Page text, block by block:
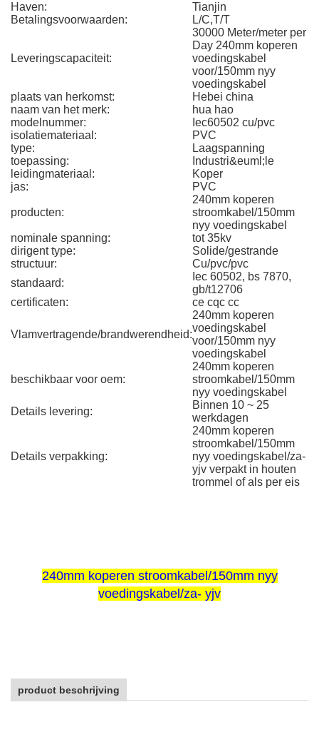
Haven:
Tianjin
Betalingsvoorwaarden:
L/C,T/T
Leveringscapaciteit:
30000 Meter/meter per
Day 240mm koperen
voedingskabel
voor/150mm nyy
voedingskabel
plaats van herkomst:
Hebei china
naam van het merk:
hua hao
modelnummer:
Iec60502 cu/pvc
isolatiemateriaal:
PVC
type:
Laagspanning
toepassing:
Industri&euml;le
leidingmateriaal:
Koper
jas:
PVC
producten:
240mm koperen
stroomkabel/150mm
nyy voedingskabel
nominale spanning:
tot 35kv
dirigent type:
Solide/gestrande
structuur:
Cu/pvc/pvc
standaard:
Iec 60502, bs 7870,
gb/t12706
certificaten:
ce cqc cc
Vlamvertragende/brandwerendheid:
240mm koperen
voedingskabel
voor/150mm nyy
voedingskabel
beschikbaar voor oem:
240mm koperen
stroomkabel/150mm
nyy voedingskabel
Details levering:
Binnen 10 ~ 25
werkdagen
Details verpakking:
240mm koperen
stroomkabel/150mm
nyy voedingskabel/za-
yjv verpakt in houten
trommel of als per eis
240mm koperen stroomkabel/150mm nyy
voedingskabel/za- yjv
product beschrijving